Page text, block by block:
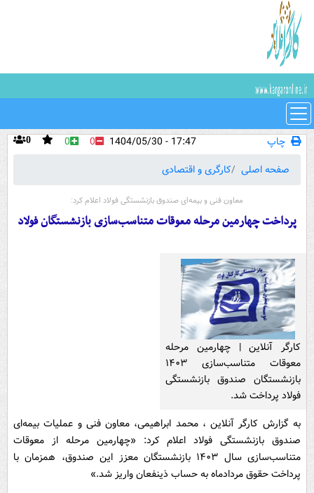
چاپ 0 0 0
17:47 - 1404/05/30
صفحه اصلی
کارگری و اقتصادی
معاون فنی و بیمه‌ای صندوق بازنشستگی فولاد اعلام کرد:
پرداخت چهارمین مرحله معوقات متناسب‌سازی بازنشستگان فولاد
کارگر آنلاین | چهارمین مرحله
معوقات متناسب‌سازی ۱۴۰۳
بازنشستگان صندوق بازنشستگی
فولاد پرداخت شد.
به گزارش کارگر آنلاین ، محمد ابراهیمی، معاون فنی و عملیات بیمه‌ای
صندوق بازنشستگی فولاد اعلام کرد: «چهارمین مرحله از معوقات
متناسب‌سازی سال ۱۴۰۳ بازنشستگان معزز این صندوق، همزمان با
پرداخت حقوق مردادماه به حساب ذینفعان واریز شد.»